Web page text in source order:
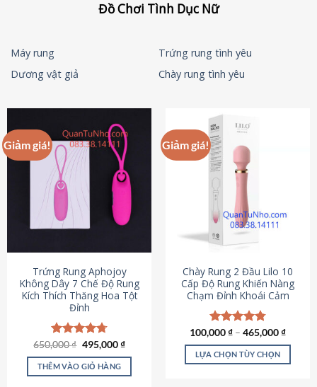
Đồ Chơi Tình Dục Nữ
Máy rung
Trứng rung tình yêu
Dương vật giả
Chày rung tình yêu
Giảm giá!
Trứng Rung Aphojoy
Không Dây 7 Chế Độ Rung
Kích Thích Thăng Hoa Tột
Đỉnh
Được xếp
hạng4.72
5 sao
650,000₫ Giá
là:
650,000 ₫.
495,000₫Giá
tại
495,000 ₫.
THÊM VÀO GIỎ HÀNG
Giảm giá!
Chày Rung 2 Đầu Lilo 10
Cấp Độ Rung Khiến Nàng
Chạm Đỉnh Khoái Cảm
Được xếp
hạng4.80
5 sao
100,000₫ – 465,000₫
LỰA CHỌN TÙY CHỌN